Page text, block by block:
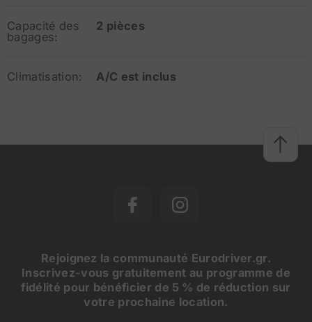
Capacité des
bagages:
2 pièces
Climatisation: A/C est inclus
Rejoignez la communauté Eurodriver.gr.
Inscrivez-vous gratuitement au programme de
fidélité pour bénéficier de 5 % de réduction sur
votre prochaine location.